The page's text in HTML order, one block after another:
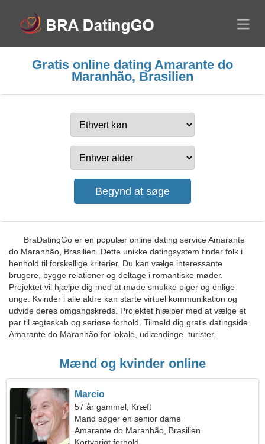
Gratis online dating Amarante do
Maranhão, Brasilien
BraDatingGo er en populær online dating service Amarante
do Maranhão, Brasilien. Dette unikke datingsystem finder folk i
henhold til forskellige kriterier. Du kan vælge interessante
brugere, bygge relationer og deltage i romantiske møder.
Projektet vil hjælpe dig med at møde smukke piger og enlige
unge. Kvinder i alle aldre kan starte virtuel kommunikation og
udvide deres omgangskreds. Projektet hjælper med at vælge et
par til ægteskab og seriøse forhold. Tilmeld dig gratis datingside
Amarante do Maranhão for lokale, udlændinge, turister.
Mænd og kvinder online
Marcio
57 år gammel, Kræft
Mand søger en senior dame
Amarante do Maranhão, Brasilien